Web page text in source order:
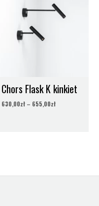
Chors Flask K kinkiet
630,00zł – 655,00zł
630,00zł
do